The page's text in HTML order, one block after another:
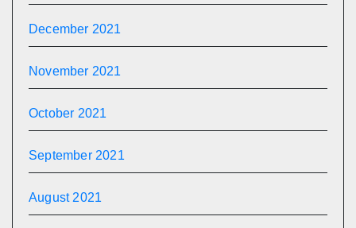
December 2021
November 2021
October 2021
September 2021
August 2021